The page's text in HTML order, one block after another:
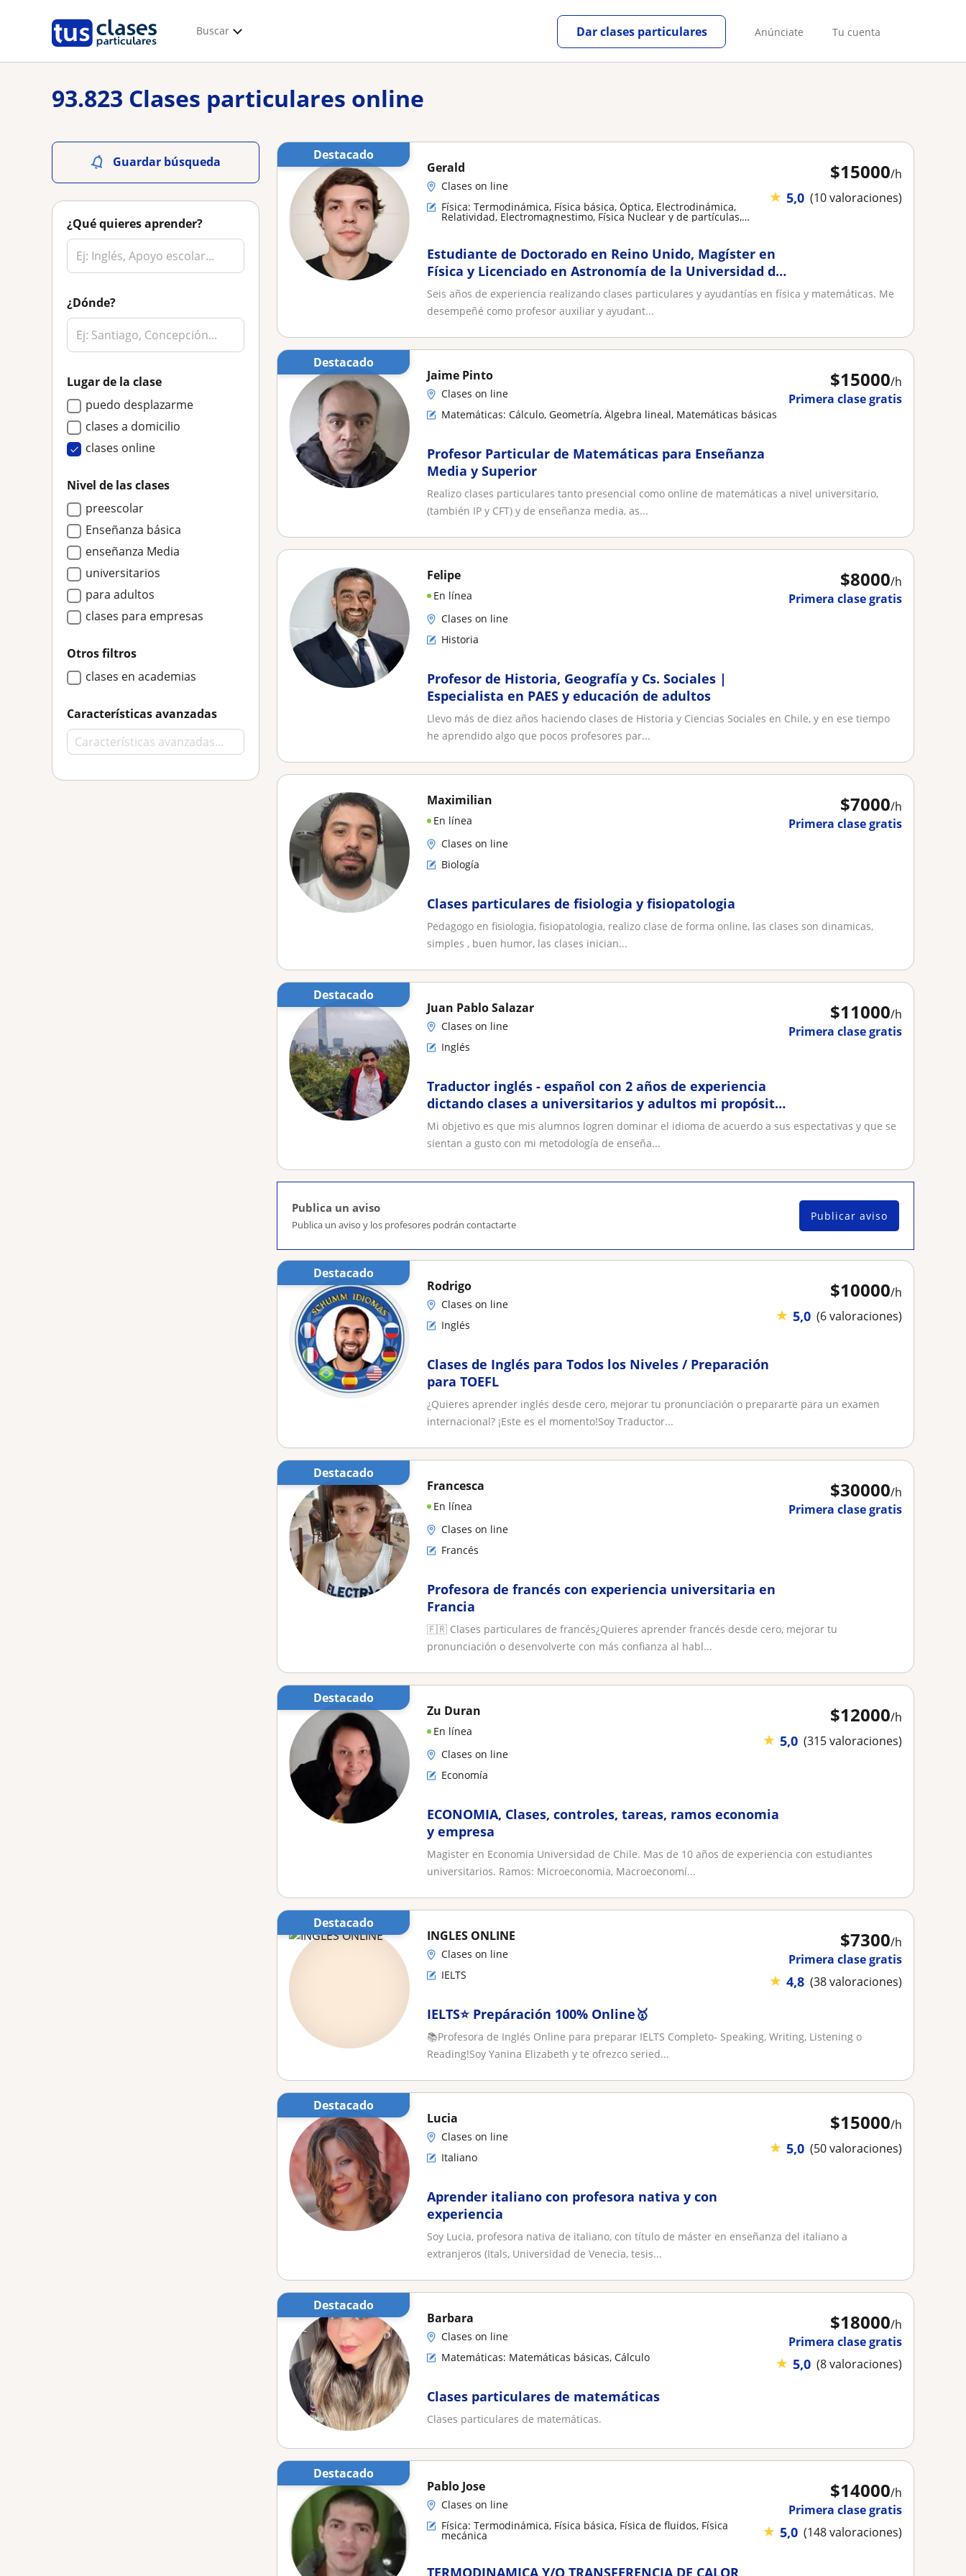
Buscar Anúnciate Tu cuenta
Dar clases particulares
93.823 Clases particulares online
Guardar búsqueda
¿Qué quieres aprender?
¿Dónde?
Lugar de la clase
puedo desplazarme
clases a domicilio
clases online
Nivel de las clases
preescolar
Enseñanza básica
enseñanza Media
universitarios
para adultos
clases para empresas
Otros filtros
clases en academias
Características avanzadas
Destacado
$15000/h
★ 5,0 (10 valoraciones)
Gerald
Clases on line
Física: Termodinámica, Física básica, Óptica, Electrodinámica,
Relatividad, Electromagnestimo, Física Nuclear y de partículas,
Estudiante de Doctorado en Reino Unido, Magíster en
Física y Licenciado en Astronomía de la Universidad de
Chile realiza clases particulares de Física y
Matemática para enseñanza básica, media y
universitaria
Seis años de experiencia realizando clases particulares y ayudantías en física y matemáticas. Me
desempeñé como profesor auxiliar y ayudant...
Destacado
$15000/h
Primera clase gratis
Jaime Pinto
Clases on line
Matemáticas: Cálculo, Geometría, Álgebra lineal, Matemáticas básicas
Profesor Particular de Matemáticas para Enseñanza
Media y Superior
Realizo clases particulares tanto presencial como online de matemáticas a nivel universitario,
(también IP y CFT) y de enseñanza media, as...
$8000/h
Primera clase gratis
Felipe
En línea
Clases on line
Historia
Profesor de Historia, Geografía y Cs. Sociales |
Especialista en PAES y educación de adultos
Llevo más de diez años haciendo clases de Historia y Ciencias Sociales en Chile, y en ese tiempo
he aprendido algo que pocos profesores par...
$7000/h
Primera clase gratis
Maximilian
En línea
Clases on line
Biología
Clases particulares de fisiologia y fisiopatologia
Pedagogo en fisiologia, fisiopatologia, realizo clase de forma online, las clases son dinamicas,
simples , buen humor, las clases inician...
Destacado
$11000/h
Primera clase gratis
Juan Pablo Salazar
Clases on line
Inglés
Traductor inglés - español con 2 años de experiencia
dictando clases a universitarios y adultos mi propósito
es que los alumnos logren dominar el idioma y
cumplan sus expectativas
Mi objetivo es que mis alumnos logren dominar el idioma de acuerdo a sus espectativas y que se
sientan a gusto con mi metodología de enseña...
Publica un aviso
Publica un aviso y los profesores podrán contactarte
Publicar aviso
Destacado
$10000/h
★ 5,0 (6 valoraciones)
Rodrigo
Clases on line
Inglés
Clases de Inglés para Todos los Niveles / Preparación
para TOEFL
¿Quieres aprender inglés desde cero, mejorar tu pronunciación o prepararte para un examen
internacional? ¡Este es el momento!Soy Traductor...
Destacado
$30000/h
Primera clase gratis
Francesca
En línea
Clases on line
Francés
Profesora de francés con experiencia universitaria en
Francia
🇫🇷 Clases particulares de francés¿Quieres aprender francés desde cero, mejorar tu
pronunciación o desenvolverte con más confianza al habl...
Destacado
$12000/h
★ 5,0 (315 valoraciones)
Zu Duran
En línea
Clases on line
Economía
ECONOMIA, Clases, controles, tareas, ramos economia
y empresa
Magister en Economia Universidad de Chile. Mas de 10 años de experiencia con estudiantes
universitarios. Ramos: Microeconomia, Macroeconomí...
Destacado
$7300/h
Primera clase gratis
★ 4,8 (38 valoraciones)
INGLES ONLINE
Clases on line
IELTS
IELTS⭐ Prepáración 100% Online🥇
📚Profesora de Inglés Online para preparar IELTS Completo- Speaking, Writing, Listening o
Reading!Soy Yanina Elizabeth y te ofrezco seried...
Destacado
$15000/h
★ 5,0 (50 valoraciones)
Lucia
Clases on line
Italiano
Aprender italiano con profesora nativa y con
experiencia
Soy Lucia, profesora nativa de italiano, con título de máster en enseñanza del italiano a
extranjeros (Itals, Universidad de Venecia, tesis...
Destacado
$18000/h
Primera clase gratis
★ 5,0 (8 valoraciones)
Barbara
Clases on line
Matemáticas: Matemáticas básicas, Cálculo
Clases particulares de matemáticas
Clases particulares de matemáticas.
Destacado
$14000/h
Primera clase gratis
★ 5,0 (148 valoraciones)
Pablo Jose
Clases on line
Física: Termodinámica, Física básica, Física de fluidos, Física
mecánica
TERMODINAMICA Y/O TRANSFERENCIA DE CALOR